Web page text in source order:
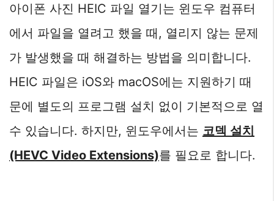
아이폰 사진 HEIC 파일 열기는 윈도우 컴퓨터
에서 파일을 열려고 했을 때, 열리지 않는 문제
가 발생했을 때 해결하는 방법을 의미합니다.
HEIC 파일은 iOS와 macOS에는 지원하기 때
문에 별도의 프로그램 설치 없이 기본적으로 열
수 있습니다. 하지만, 윈도우에서는 코덱 설치
(HEVC Video Extensions)를 필요로 합니다.